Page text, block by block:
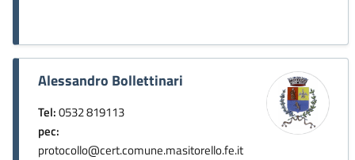
Alessandro Bollettinari
Tel:0532 819113
pec:
protocollo@cert.comune.masitorello.fe.it